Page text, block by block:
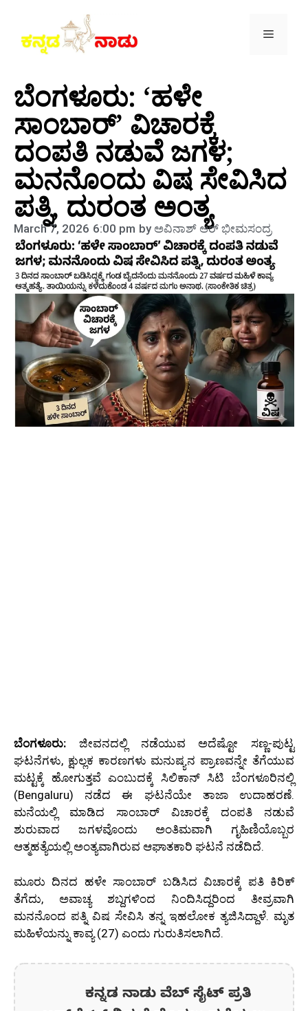
ಬೆಂಗಳೂರು: ‘ಹಳೇ
ಸಾಂಬಾರ್’ ವಿಚಾರಕ್ಕೆ
ದಂಪತಿ ನಡುವೆ ಜಗಳ;
ಮನನೊಂದು ವಿಷ ಸೇವಿಸಿದ
ಪತ್ನಿ, ದುರಂತ ಅಂತ್ಯ
March 7, 2026 6:00 pm byಅವಿನಾಶ್‌ ಆರ್‌ ಭೀಮಸಂದ್ರ
ಬೆಂಗಳೂರು: ಜೀವನದಲ್ಲಿ ನಡೆಯುವ ಅದೆಷ್ಟೋ ಸಣ್ಣ-ಪುಟ್ಟ
ಘಟನೆಗಳು, ಕ್ಷುಲ್ಲಕ ಕಾರಣಗಳು ಮನುಷ್ಯನ ಪ್ರಾಣವನ್ನೇ ತೆಗೆಯುವ
ಮಟ್ಟಕ್ಕೆ ಹೋಗುತ್ತವೆ ಎಂಬುದಕ್ಕೆ ಸಿಲಿಕಾನ್ ಸಿಟಿ ಬೆಂಗಳೂರಿನಲ್ಲಿ
(Bengaluru) ನಡೆದ ಈ ಘಟನೆಯೇ ತಾಜಾ ಉದಾಹರಣೆ.
ಮನೆಯಲ್ಲಿ ಮಾಡಿದ ಸಾಂಬಾರ್ ವಿಚಾರಕ್ಕೆ ದಂಪತಿ ನಡುವೆ
ಶುರುವಾದ ಜಗಳವೊಂದು ಅಂತಿಮವಾಗಿ ಗೃಹಿಣಿಯೊಬ್ಬರ
ಆತ್ಮಹತ್ಯೆಯಲ್ಲಿ ಅಂತ್ಯವಾಗಿರುವ ಆಘಾತಕಾರಿ ಘಟನೆ ನಡೆದಿದೆ.
ಮೂರು ದಿನದ ಹಳೇ ಸಾಂಬಾರ್ ಬಡಿಸಿದ ವಿಚಾರಕ್ಕೆ ಪತಿ ಕಿರಿಕ್
ತೆಗೆದು, ಅವಾಚ್ಯ ಶಬ್ದಗಳಿಂದ ನಿಂದಿಸಿದ್ದರಿಂದ ತೀವ್ರವಾಗಿ
ಮನನೊಂದ ಪತ್ನಿ ವಿಷ ಸೇವಿಸಿ ತನ್ನ ಇಹಲೋಕ ತ್ಯಜಿಸಿದ್ದಾಳೆ. ಮೃತ
ಮಹಿಳೆಯನ್ನು ಕಾವ್ಯ (27) ಎಂದು ಗುರುತಿಸಲಾಗಿದೆ.
ಕನ್ನಡ ನಾಡು ವೆಬ್ ಸೈಟ್ ಪ್ರತಿ